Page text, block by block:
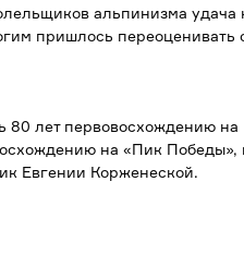
альпинизма удача
пришлось переоценивать
80 лет первовосхождению
на «Пик
Евгении Корженеской.